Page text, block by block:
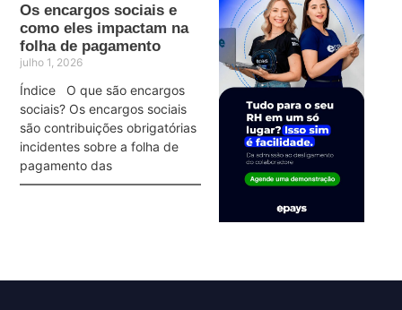
Os encargos sociais e
como eles impactam na
folha de pagamento
julho 1, 2026
Índice O que são encargos
sociais? Os encargos sociais
são contribuições obrigatórias
incidentes sobre a folha de
pagamento das